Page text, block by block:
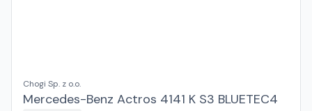
Chogi Sp. z o.o.
Mercedes-Benz Actros 4141 K S3 BLUETEC4